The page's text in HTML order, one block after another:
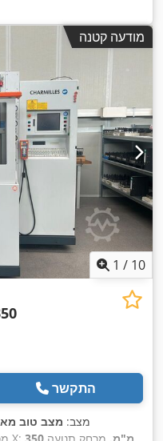
מודעה קטנה
1 / 10
התקשר
מצב: מצב טוב